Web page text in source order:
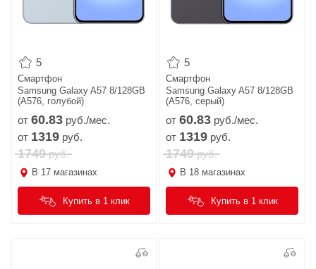
5
Смартфон
Samsung Galaxy A57 8/128GB
(A576, голубой)
от 60.83 руб./мес.
от 1319 руб.
1749руб.
В 17 магазинах
Купить в 1 клик
5
Смартфон
Samsung Galaxy A57 8/128GB
(A576, серый)
от 60.83 руб./мес.
от 1319 руб.
1749руб.
В 18 магазинах
Купить в 1 клик